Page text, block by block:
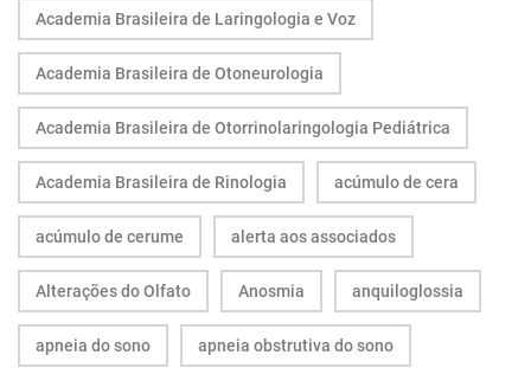
Academia Brasileira de Laringologia e Voz
Academia Brasileira de Otoneurologia
Academia Brasileira de Otorrinolaringologia Pediátrica
Academia Brasileira de Rinologia acúmulo de cera
acúmulo de cerume alerta aos associados
Alterações do Olfato Anosmia anquiloglossia
apneia do sono apneia obstrutiva do sono